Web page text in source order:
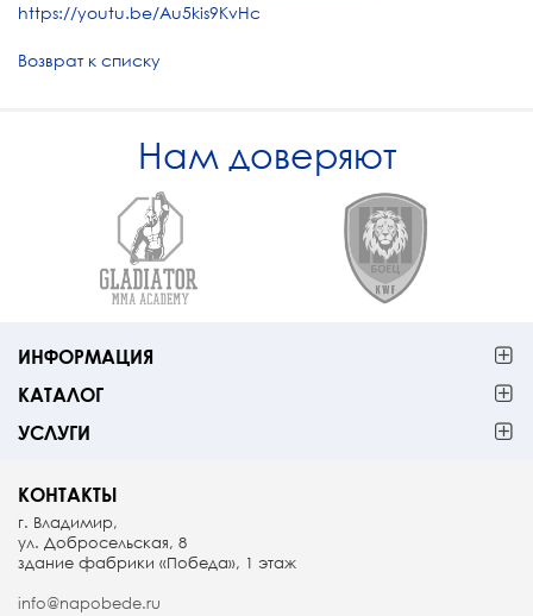
https://youtu.be/Au5kis9KvHc
Возврат к списку
Нам доверяют
ИНФОРМАЦИЯ
КАТАЛОГ
УСЛУГИ
КОНТАКТЫ
г. Владимир,
ул. Добросельская, 8
здание фабрики «Победа», 1 этаж
info@napobede.ru